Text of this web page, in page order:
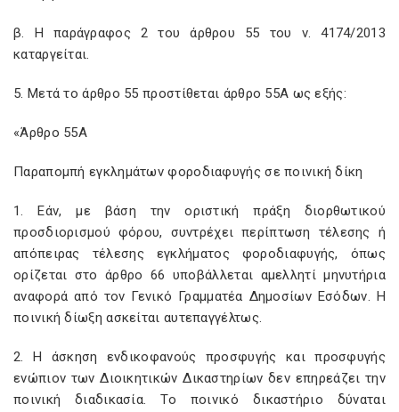
β. Η παράγραφος 2 του άρθρου 55 του ν. 4174/2013
καταργείται.
5. Μετά το άρθρο 55 προστίθεται άρθρο 55Α ως εξής:
«Άρθρο 55Α
Παραπομπή εγκλημάτων φοροδιαφυγής σε ποινική δίκη
1. Εάν, με βάση την οριστική πράξη διορθωτικού
προσδιορισμού φόρου, συντρέχει περίπτωση τέλεσης ή
απόπειρας τέλεσης εγκλήματος φοροδιαφυγής, όπως
ορίζεται στο άρθρο 66 υποβάλλεται αμελλητί μηνυτήρια
αναφορά από τον Γενικό Γραμματέα Δημοσίων Εσόδων. Η
ποινική δίωξη ασκείται αυτεπαγγέλτως.
2. Η άσκηση ενδικοφανούς προσφυγής και προσφυγής
ενώπιον των Διοικητικών Δικαστηρίων δεν επηρεάζει την
ποινική διαδικασία. Το ποινικό δικαστήριο δύναται